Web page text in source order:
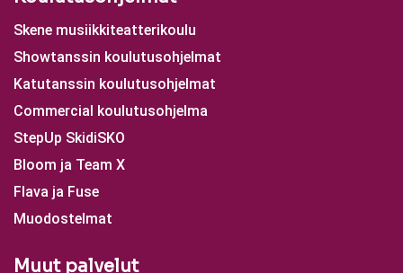
Skene musiikkiteatterikoulu
Showtanssin koulutusohjelmat
Katutanssin koulutusohjelmat
Commercial koulutusohjelma
StepUp SkidiSKO
Bloom ja Team X
Flava ja Fuse
Muodostelmat
Muut palvelut